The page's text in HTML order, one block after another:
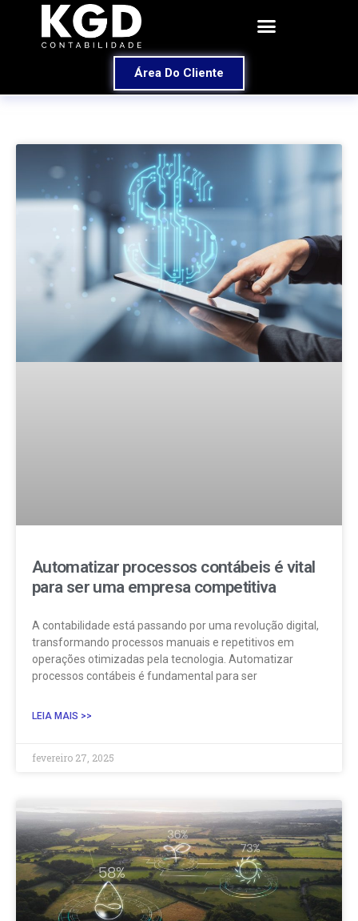
Área Do Cliente
Automatizar processos contábeis é vital
para ser uma empresa competitiva
A contabilidade está passando por uma revolução digital,
transformando processos manuais e repetitivos em
operações otimizadas pela tecnologia. Automatizar
processos contábeis é fundamental para ser
LEIA MAIS >>
fevereiro 27, 2025